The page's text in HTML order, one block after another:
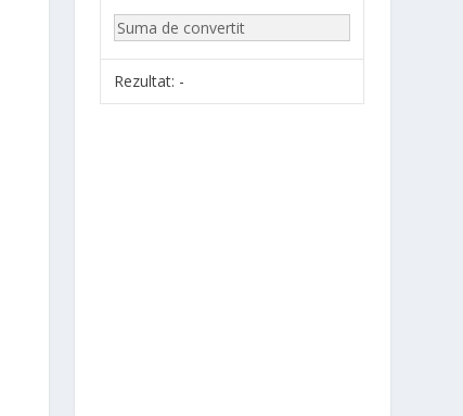
Rezultat: -